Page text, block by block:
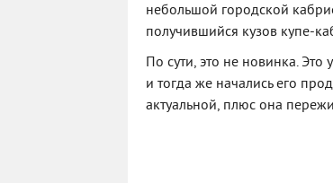
небольшой городской
получившийся кузов купе-
По сути, это не новинка.
и тогда же начались его
актуальной, плюс она